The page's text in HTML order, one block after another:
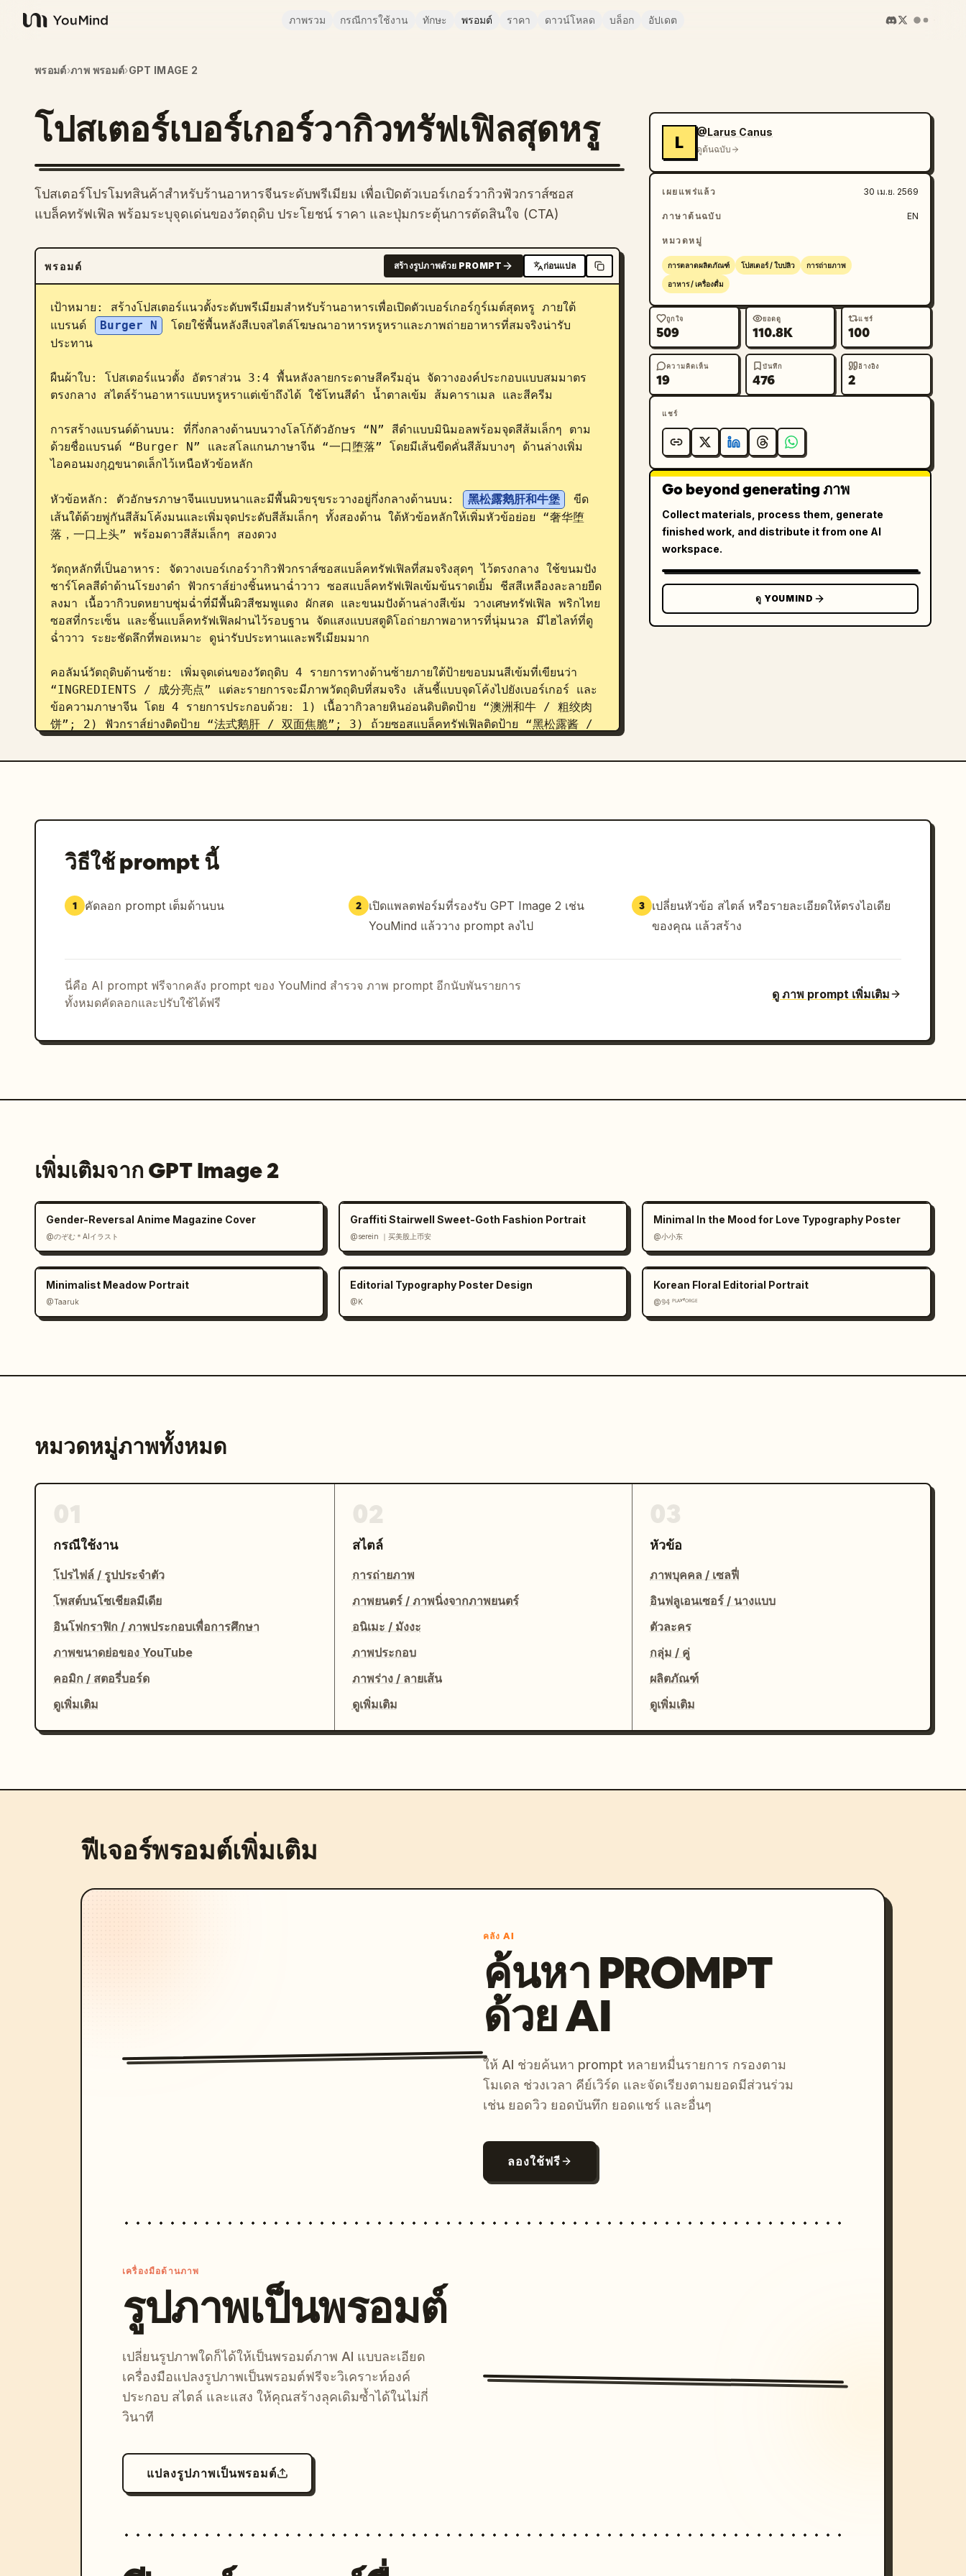
YouMind
ภาพรวม กรณีการใช้งาน ทักษะ พรอมต์ ราคา ดาวน์โหลด บล็อก อัปเดต
พรอมต์›ภาพ พรอมต์›GPT IMAGE 2
โปสเตอร์เบอร์เกอร์วากิวทรัฟเฟิลสุดหรู
โปสเตอร์โปรโมทสินค้าสำหรับร้านอาหารจีนระดับพรีเมียม เพื่อเปิดตัวเบอร์เกอร์วากิวฟัวกราส์ซอส
แบล็คทรัฟเฟิล พร้อมระบุจุดเด่นของวัตถุดิบ ประโยชน์ ราคา และปุ่มกระตุ้นการตัดสินใจ (CTA)
พรอมต์ สร้างรูปภาพด้วย PROMPT ก่อนแปล
เป้าหมาย: สร้างโปสเตอร์แนวตั้งระดับพรีเมียมสำหรับร้านอาหารเพื่อเปิดตัวเบอร์เกอร์กูร์เมต์สุดหรู ภายใต้
แบรนด์
Burger N
โดยใช้พื้นหลังสีเบจสไตล์โฆษณาอาหารหรูหราและภาพถ่ายอาหารที่สมจริงน่ารับ
ประทาน
ผืนผ้าใบ: โปสเตอร์แนวตั้ง อัตราส่วน 3:4 พื้นหลังลายกระดาษสีครีมอุ่น จัดวางองค์ประกอบแบบสมมาตร
ตรงกลาง สไตล์ร้านอาหารแบบหรูหราแต่เข้าถึงได้ ใช้โทนสีดำ น้ำตาลเข้ม ส้มคาราเมล และสีครีม
การสร้างแบรนด์ด้านบน: ที่กึ่งกลางด้านบนวางโลโก้ตัวอักษร “N” สีดำแบบมินิมอลพร้อมจุดสีส้มเล็กๆ ตาม
ด้วยชื่อแบรนด์ “Burger N” และสโลแกนภาษาจีน “一口堕落” โดยมีเส้นขีดคั่นสีส้มบางๆ ด้านล่างเพิ่ม
ไอคอนมงกุฎขนาดเล็กไว้เหนือหัวข้อหลัก
หัวข้อหลัก: ตัวอักษรภาษาจีนแบบหนาและมีพื้นผิวขรุขระวางอยู่กึ่งกลางด้านบน: 黑松露鹅肝和牛堡
ขีด
เส้นใต้ด้วยพู่กันสีส้มโค้งมนและเพิ่มจุดประดับสีส้มเล็กๆ ทั้งสองด้าน ใต้หัวข้อหลักให้เพิ่มหัวข้อย่อย “奢华堕
落，一口上头” พร้อมดาวสีส้มเล็กๆ สองดวง
วัตถุหลักที่เป็นอาหาร: จัดวางเบอร์เกอร์วากิวฟัวกราส์ซอสแบล็คทรัฟเฟิลที่สมจริงสุดๆ ไว้ตรงกลาง ใช้ขนมปัง
ชาร์โคลสีดำด้านโรยงาดำ ฟัวกราส์ย่างชิ้นหนาฉ่ำวาว ซอสแบล็คทรัฟเฟิลเข้มข้นราดเยิ้ม ชีสสีเหลืองละลายยืด
ลงมา เนื้อวากิวบดหยาบชุ่มฉ่ำที่มีพื้นผิวสีชมพูแดง ผักสด และขนมปังด้านล่างสีเข้ม วางเศษทรัฟเฟิล พริกไทย
ซอสที่กระเซ็น และชิ้นแบล็คทรัฟเฟิลฝานไว้รอบฐาน จัดแสงแบบสตูดิโอถ่ายภาพอาหารที่นุ่มนวล มีไฮไลท์ที่ดู
ฉ่ำวาว ระยะชัดลึกที่พอเหมาะ ดูน่ารับประทานและพรีเมียมมาก
คอลัมน์วัตถุดิบด้านซ้าย: เพิ่มจุดเด่นของวัตถุดิบ 4 รายการทางด้านซ้ายภายใต้ป้ายขอบมนสีเข้มที่เขียนว่า
“INGREDIENTS / 成分亮点” แต่ละรายการจะมีภาพวัตถุดิบที่สมจริง เส้นชี้แบบจุดโค้งไปยังเบอร์เกอร์ และ
ข้อความภาษาจีน โดย 4 รายการประกอบด้วย: 1) เนื้อวากิวลายหินอ่อนดิบติดป้าย “澳洲和牛 / 粗绞肉
饼”; 2) ฟัวกราส์ย่างติดป้าย “法式鹅肝 / 双面焦脆”; 3) ถ้วยซอสแบล็คทรัฟเฟิลติดป้าย “黑松露酱 /
ราคาและ CTA: ใกล้กึ่งกลางด้านล่างวางแบนเนอร์ราคาแบบพู่กันสีน้ำตาลเข้ม เขียนคำว่า “PRICE” สีส้ม
มนพร้อมข้อความภาษาจีนตัวหนา
และลูกศรชี้ไปทางขวา
ส่วนท้าย: เพิ่มเส้นแนวนอนบางๆ ตามด้วยข้อความส่วนท้ายภาษาจีนขนาดเล็ก: “更多美味，打开常用平台搜
เล็กหนึ่งรายการ จัดวางองค์ประกอบส่วนท้ายทั้งหมดให้มีขนาดเล็กและเรียงชิดขอบด้านล่าง
ที่สะอาดตา อาหารที่เป็นจุดเด่นอยู่ตรงกลางอย่างชัดเจน ตัวอักษรที่คมชัด พื้นผิวกระดาษที่ละเอียดอ่อน เงาที่ดู
L
@Larus Canus
ดูต้นฉบับ
เผยแพร่แล้ว 30 เม.ย. 2569
ภาษาต้นฉบับ EN
หมวดหมู่
การตลาดผลิตภัณฑ์ โปสเตอร์ / ใบปลิว การถ่ายภาพ
อาหาร / เครื่องดื่ม
ถูกใจ
509
ยอดดู
110.8K
แชร์
100
ความคิดเห็น
19
บันทึก
476
อ้างอิง
2
แชร์
Go beyond generating ภาพ
Collect materials, process them, generate
finished work, and distribute it from one AI
workspace.
ดู YOUMIND
วิธีใช้ prompt นี้
1 คัดลอก prompt เต็มด้านบน 2 เปิดแพลตฟอร์มที่รองรับ GPT Image 2 เช่น
YouMind แล้ววาง prompt ลงไป
3
เปลี่ยนหัวข้อ สไตล์ หรือรายละเอียดให้ตรงไอเดีย
ของคุณ แล้วสร้าง
นี่คือ AI prompt ฟรีจากคลัง prompt ของ YouMind สำรวจ ภาพ prompt อีกนับพันรายการ
ทั้งหมดคัดลอกและปรับใช้ได้ฟรี
ดู ภาพ prompt เพิ่มเติม
เพิ่มเติมจาก GPT Image 2
Gender-Reversal Anime Magazine Cover
@のぞむ＊AIイラスト
Graffiti Stairwell Sweet-Goth Fashion Portrait
@serein ｜买美股上币安
Minimal In the Mood for Love Typography Poster
@小小东
Minimalist Meadow Portrait
@Taaruk
Editorial Typography Poster Design
@K
Korean Floral Editorial Portrait
@𝟡𝟜 ᴾᴸᴬʸᶠᴼᴿᴳᴱ
หมวดหมู่ภาพทั้งหมด
กรณีใช้งาน
โปรไฟล์ / รูปประจำตัว
โพสต์บนโซเชียลมีเดีย
อินโฟกราฟิก / ภาพประกอบเพื่อการศึกษา
ภาพขนาดย่อของ YouTube
คอมิก / สตอรี่บอร์ด
ดูเพิ่มเติม
สไตล์
การถ่ายภาพ
ภาพยนตร์ / ภาพนิ่งจากภาพยนตร์
อนิเมะ / มังงะ
ภาพประกอบ
ภาพร่าง / ลายเส้น
ดูเพิ่มเติม
หัวข้อ
ภาพบุคคล / เซลฟี่
อินฟลูเอนเซอร์ / นางแบบ
ตัวละคร
กลุ่ม / คู่
ผลิตภัณฑ์
ดูเพิ่มเติม
ฟีเจอร์พรอมต์เพิ่มเติม
คลัง AI
ค้นหา PROMPT
ด้วย AI
ให้ AI ช่วยค้นหา prompt หลายหมื่นรายการ กรองตาม
โมเดล ช่วงเวลา คีย์เวิร์ด และจัดเรียงตามยอดมีส่วนร่วม
เช่น ยอดวิว ยอดบันทึก ยอดแชร์ และอื่นๆ
ลองใช้ฟรี
เครื่องมือด้านภาพ
รูปภาพเป็นพรอมต์
เปลี่ยนรูปภาพใดก็ได้ให้เป็นพรอมต์ภาพ AI แบบละเอียด
เครื่องมือแปลงรูปภาพเป็นพรอมต์ฟรีจะวิเคราะห์องค์
ประกอบ สไตล์ และแสง ให้คุณสร้างลุคเดิมซ้ำได้ในไม่กี่
วินาที
แปลงรูปภาพเป็นพรอมต์